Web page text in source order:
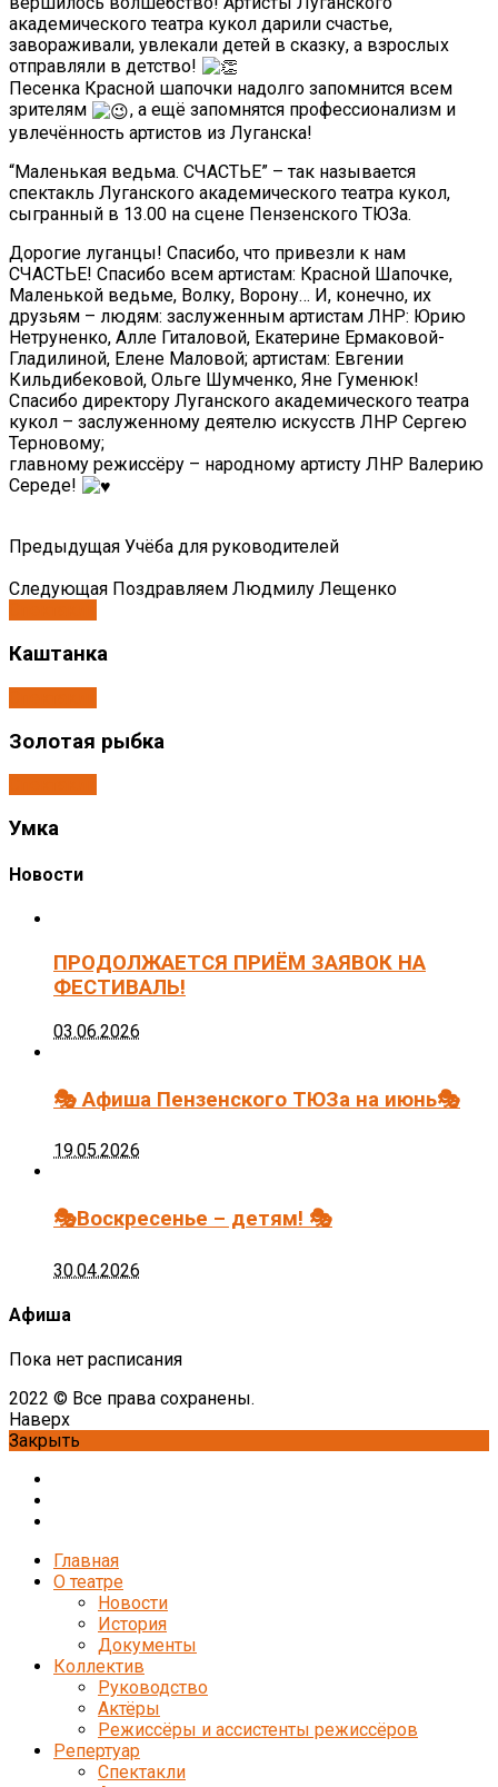
академического театра кукол дарили счастье,
завораживали, увлекали детей в сказку, а взрослых
отправляли в детство!
Песенка Красной шапочки надолго запомнится всем
зрителям
, а ещё запомнятся профессионализм и
увлечённость артистов из Луганска!
“Маленькая ведьма. СЧАСТЬЕ” – так называется
спектакль Луганского академического театра кукол,
сыгранный в 13.00 на сцене Пензенского ТЮЗа.
Дорогие луганцы! Спасибо, что привезли к нам
СЧАСТЬЕ! Спасибо всем артистам: Красной Шапочке,
Маленькой ведьме, Волку, Ворону… И, конечно, их
друзьям – людям: заслуженным артистам ЛНР: Юрию
Нетруненко, Алле Гиталовой, Екатерине Ермаковой-
Гладилиной, Елене Маловой; артистам: Евгении
Кильдибековой, Ольге Шумченко, Яне Гуменюк!
Спасибо директору Луганского академического театра
кукол – заслуженному деятелю искусств ЛНР Сергею
Терновому;
главному режиссёру – народному артисту ЛНР Валерию
Середе!
Предыдущая Учёба для руководителей
Следующая Поздравляем Людмилу Лещенко
Каштанка
Золотая рыбка
Умка
Новости
ПРОДОЛЖАЕТСЯ ПРИЁМ ЗАЯВОК НА
ФЕСТИВАЛЬ!
03.06.2026
🎭 Афиша Пензенского ТЮЗа на июнь🎭
19.05.2026
🎭Воскресенье – детям! 🎭
30.04.2026
Афиша
Пока нет расписания
2022 © Все права сохранены.
Наверх
Закрыть
Главная
О театре
Новости
История
Документы
Коллектив
Руководство
Актёры
Режиссёры и ассистенты режиссёров
Репертуар
Спектакли